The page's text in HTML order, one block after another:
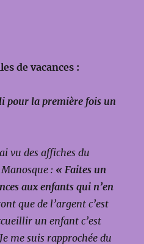
de vacances :
pour la première fois un
vu des affiches du
: « Faites un
aux enfants qui n’en
que de l’argent c’est
un enfant c’est
Je me suis rapprochée du